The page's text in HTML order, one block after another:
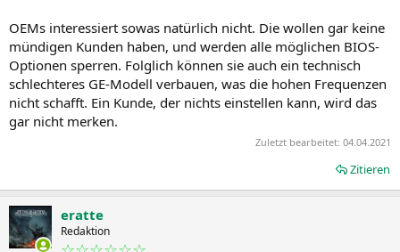
OEMs interessiert sowas natürlich nicht. Die wollen gar keine
mündigen Kunden haben, und werden alle möglichen BIOS-
Optionen sperren. Folglich können sie auch ein technisch
schlechteres GE-Modell verbauen, was die hohen Frequenzen
nicht schafft. Ein Kunde, der nichts einstellen kann, wird das
gar nicht merken.
Zuletzt bearbeitet: 04.04.2021
Zitieren
eratte
Redaktion